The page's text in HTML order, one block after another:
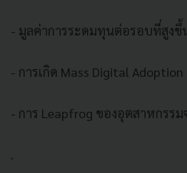
- มูลค่าการระดมทุนต่อรอบที่สูงขึ้
- การเกิด Mass Digital Adoption
- การ Leapfrog ของอุตสาหกรร
.